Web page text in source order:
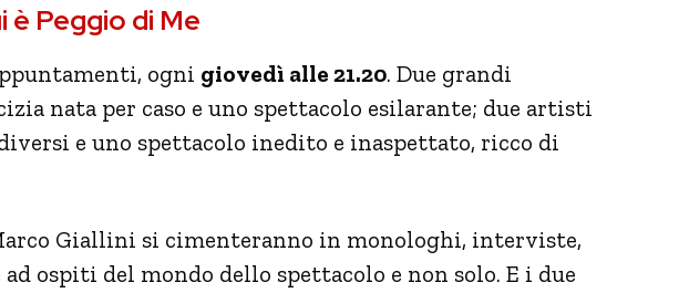
è Peggio di Me
ogni giovedì alle 21.20. Due grandi
nata per caso e uno spettacolo esilarante; due artisti
e uno spettacolo inedito e inaspettato, ricco di
Giallini si cimenteranno in monologhi, interviste,
ospiti del mondo dello spettacolo e non solo. E i due